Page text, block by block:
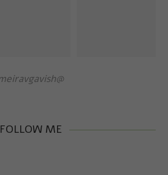
@meiravgavish
FOLLOW ME